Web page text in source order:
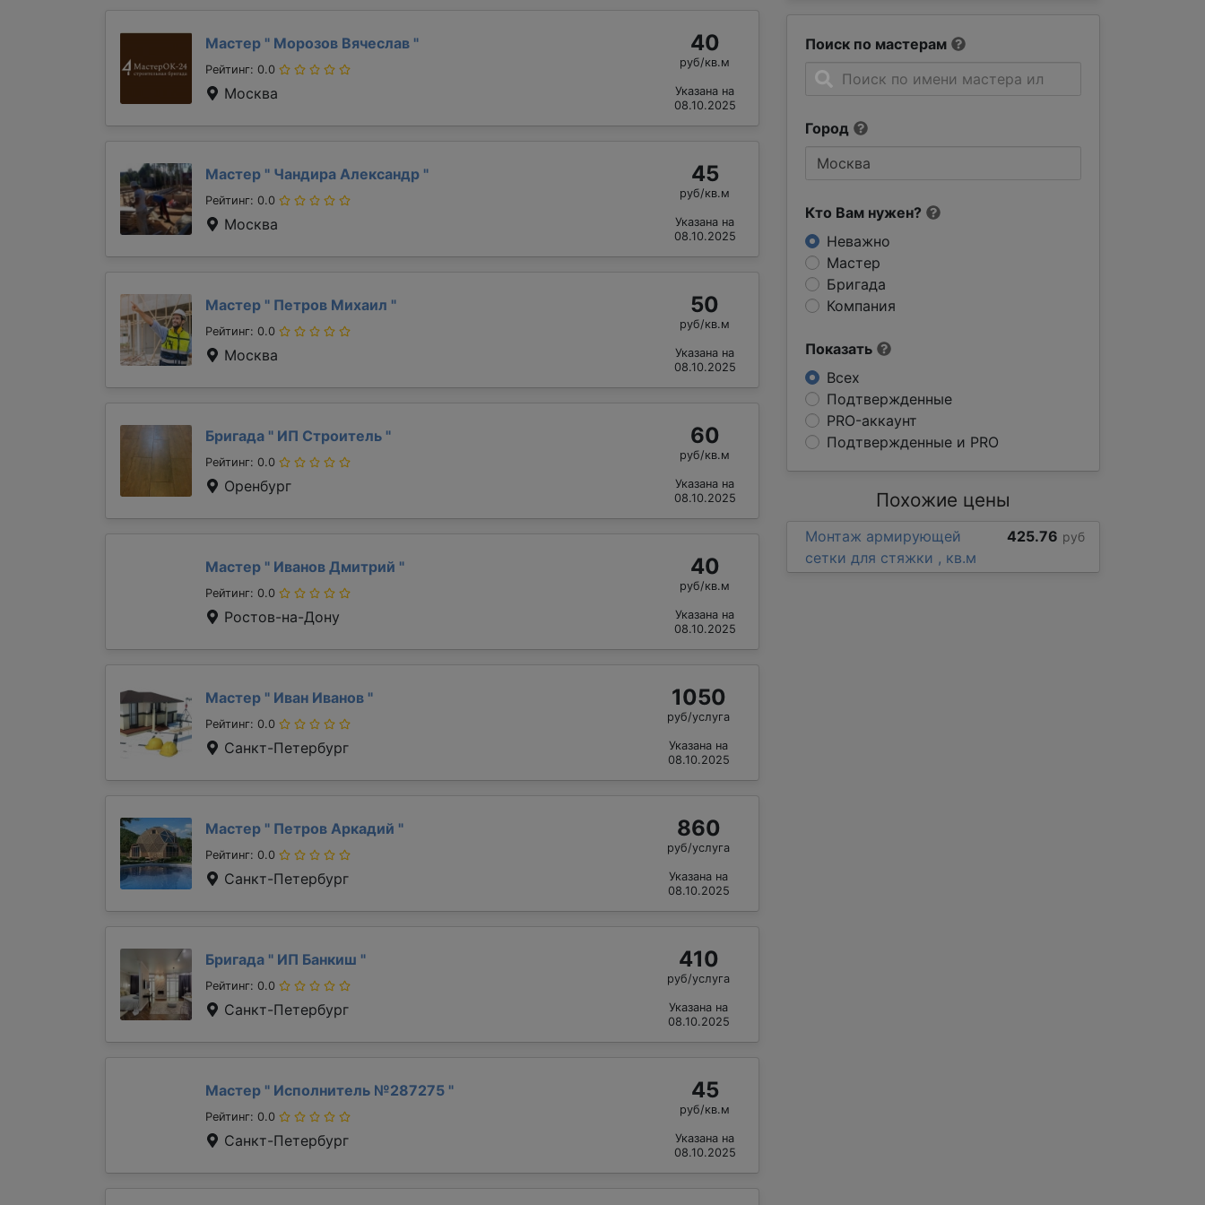
Поиск по мастерам
Город
Кто Вам нужен?
Неважно
Мастер
Бригада
Компания
Показать
Всех
Подтвержденные
PRO-аккаунт
Подтвержденные и PRO
Мастер " Морозов Вячеслав "
Рейтинг: 0.0
Москва
40
руб/кв.м
Указана на
08.10.2025
Мастер " Чандира Александр "
Рейтинг: 0.0
Москва
45
руб/кв.м
Указана на
08.10.2025
Мастер " Петров Михаил "
Рейтинг: 0.0
Москва
50
руб/кв.м
Указана на
08.10.2025
Бригада " ИП Строитель "
Рейтинг: 0.0
Оренбург
60
руб/кв.м
Указана на
08.10.2025
Мастер " Иванов Дмитрий "
Рейтинг: 0.0
Ростов-на-Дону
40
руб/кв.м
Указана на
08.10.2025
Мастер " Иван Иванов "
Рейтинг: 0.0
Санкт-Петербург
1050
руб/услуга
Указана на
08.10.2025
Мастер " Петров Аркадий "
Рейтинг: 0.0
Санкт-Петербург
860
руб/услуга
Указана на
08.10.2025
Бригада " ИП Банкиш "
Рейтинг: 0.0
Санкт-Петербург
410
руб/услуга
Указана на
08.10.2025
Мастер " Исполнитель №287275 "
Рейтинг: 0.0
Санкт-Петербург
45
руб/кв.м
Указана на
08.10.2025
Похожие цены
Монтаж армирующей
сетки для стяжки , кв.м
425.76 руб